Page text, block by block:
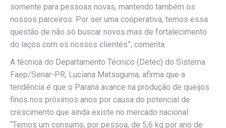
somente para pessoas novas, mantendo também os
nossos parceiros. Por ser uma cooperativa, temos essa
questão de não só buscar novos mas de fortalecimento
do laços com os nossos clientes”, comenta.
A técnica do Departamento Técnico (Detec) do Sistema
Faep/Senar-PR, Luciana Matsuguma, afirma que a
tendência é que o Paraná avance na produção de queijos
finos nos próximos anos por causa do potencial de
crescimento que ainda existe no mercado nacional.
“Temos um consumo, por pessoa, de 5,6 kg por ano de